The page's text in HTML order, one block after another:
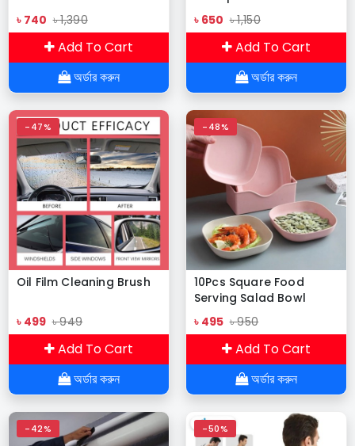
৳ 740 ৳ 1,390
Add To Cart
অর্ডার করুন
Rechargeable Long
Standby Driving Car
High Sensitivity
Handsfree Wireless
Headphones
৳ 650 ৳ 1,150
Add To Cart
অর্ডার করুন
-47%
Oil Film Cleaning Brush
৳ 499 ৳ 949
Add To Cart
অর্ডার করুন
-48%
10Pcs Square Food
Serving Salad Bowl
৳ 495 ৳ 950
Add To Cart
অর্ডার করুন
-42% -50%